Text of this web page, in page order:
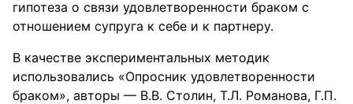
гипотеза о связи удовлетворенности браком с
отношением супруга к себе и к партнеру.
В качестве экспериментальных методик
использовались «Опросник удовлетворенности
браком», авторы — В.В. Столин, Т.Л. Романова, Г.П.